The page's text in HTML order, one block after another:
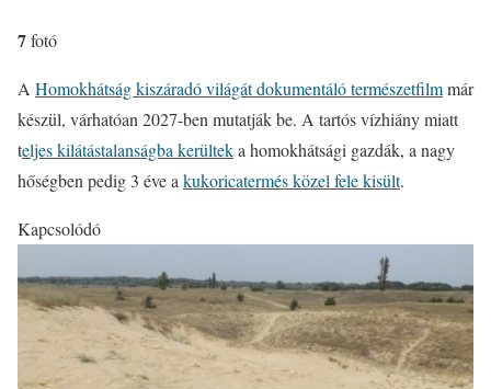
7fotó
A Homokhátság kiszáradó világát dokumentáló természetfilmmár
készül, várhatóan 2027-ben mutatják be. A tartós vízhiány miatt
teljes kilátástalanságba kerülteka homokhátsági gazdák, a nagy
hőségben pedig 3 éve a kukoricatermés közel fele kisült.
Kapcsolódó